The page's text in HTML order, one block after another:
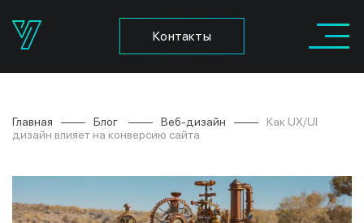
Контакты
Главная Блог Веб-дизайн
Как UX/UI
дизайн влияет на конверсию сайта